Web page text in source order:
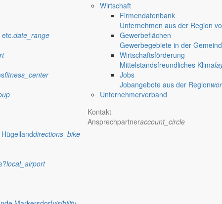
date_range
fitness_center
directions_bike
local_airport
Wirtschaft
Firmendatenbank
Unternehmen aus der Region
Gewerbeflächen
Gewerbegebiete in der
Wirtschaftsförderung
Mittelstandsfreundliches Klima
Jobs
Jobangebote aus der Region
Unternehmerverband
Kontakt
Ansprechpartneraccount_circle
Markersdorf